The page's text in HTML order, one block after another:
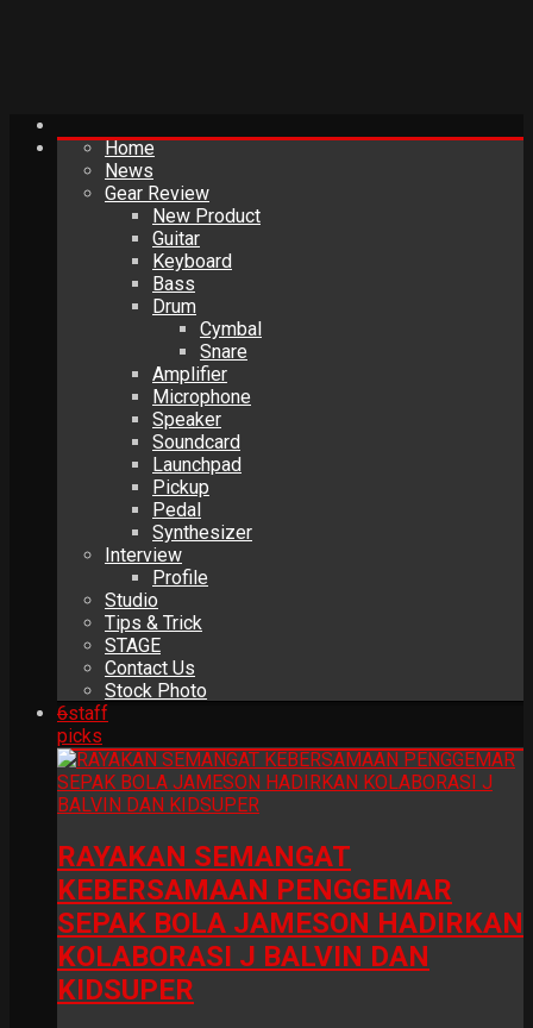
Home
News
Gear Review
New Product
Guitar
Keyboard
Bass
Drum
Cymbal
Snare
Amplifier
Microphone
Speaker
Soundcard
Launchpad
Pickup
Pedal
Synthesizer
Interview
Profile
Studio
Tips & Trick
STAGE
Contact Us
Stock Photo
6staff
picks
RAYAKAN SEMANGAT
KEBERSAMAAN PENGGEMAR
SEPAK BOLA JAMESON HADIRKAN
KOLABORASI J BALVIN DAN
KIDSUPER